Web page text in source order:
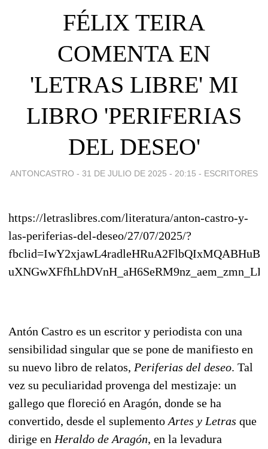
FÉLIX TEIRA
COMENTA EN
'LETRAS LIBRE' MI
LIBRO 'PERIFERIAS
DEL DESEO'
ANTONCASTRO - 31 DE JULIO DE 2025 - 20:15 - ESCRITORES
https://letraslibres.com/literatura/anton-castro-y-
las-periferias-del-deseo/27/07/2025/?
Antón Castro es un escritor y periodista con una
sensibilidad singular que se pone de manifiesto en
su nuevo libro de relatos, Periferias del deseo. Tal
vez su peculiaridad provenga del mestizaje: un
gallego que floreció en Aragón, donde se ha
convertido, desde el suplemento Artes y Letras que
dirige en Heraldo de Aragón, en la levadura